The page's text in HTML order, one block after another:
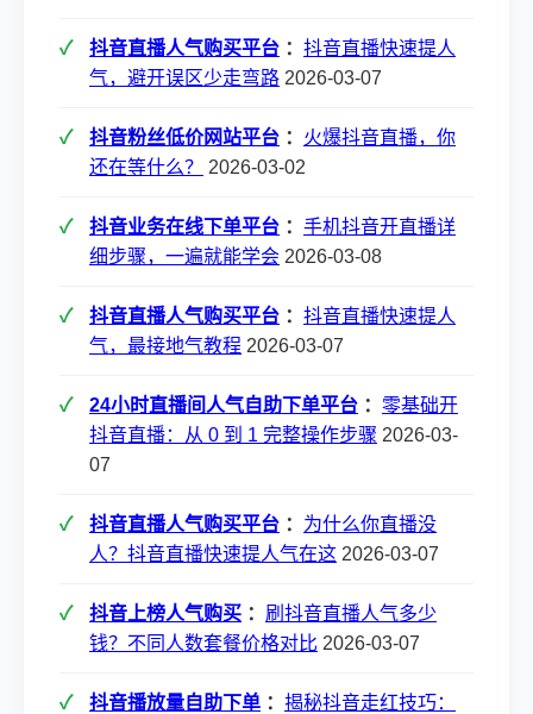
抖音直播人气购买平台 ： 抖音直播快速提人
气，避开误区少走弯路 2026-03-07
抖音粉丝低价网站平台 ： 火爆抖音直播，你
还在等什么？
2026-03-02
抖音业务在线下单平台 ： 手机抖音开直播详
细步骤，一遍就能学会 2026-03-08
抖音直播人气购买平台 ： 抖音直播快速提人
气，最接地气教程 2026-03-07
24小时直播间人气自助下单平台 ： 零基础开
抖音直播：从 0 到 1 完整操作步骤 2026-03-
07
抖音直播人气购买平台 ： 为什么你直播没
人？抖音直播快速提人气在这 2026-03-07
抖音上榜人气购买 ： 刷抖音直播人气多少
钱？不同人数套餐价格对比 2026-03-07
抖音播放量自助下单 ： 揭秘抖音走红技巧：